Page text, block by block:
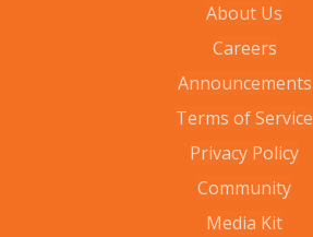
About Us
Careers
Announcements
Terms of Service
Privacy Policy
Community
Media Kit